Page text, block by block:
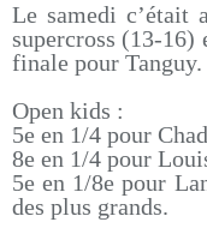
Le samedi c’était
supercross (13-16)
finale pour Tanguy.
Open kids :
5e en 1/4 pour
8e en 1/4 pour
5e en 1/8e pour
des plus grands.